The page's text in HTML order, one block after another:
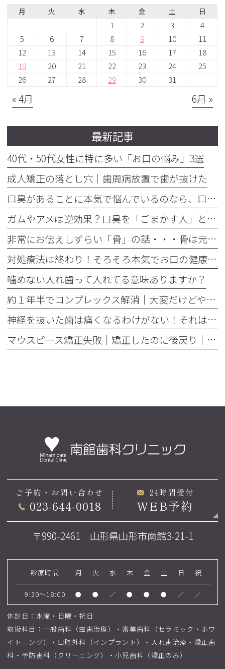
月 火 水 木 金 土 日
1 2 3
4
5
6 7 8 9 10
11
12
13 14 15 16 17
18
19
20 21 22 23 24
25
26
27 28 29 30 31
« 4月 6月 »
最新記事
40代・50代女性に特に多い「お口の悩み」3選
成人矯正の落とし穴｜歯周病放置で歯が抜けた
口臭があることに本気で悩んでいるのなら、口臭を本気で治そう
ガムやアメは逆効果？口臭を「ごまかす人」と「治す人」の決定的な違い
非常にお伝えしずらい「骨」の話・・・骨は元には戻せない？
対処療法は終わり！そろそろ本気でお口の健康とは何かを考えませんか
噛めない入れ歯って入れてる意味ありますか？
約１年半でコンプレックス解消｜大変だけどやって良かった歯の矯正治療
神経を抜いた歯は痛くなるわけがない！それは嘘です
マウスピース矯正失敗｜矯正したのに後戻り｜最近よく聞くけどそれってなんで？
ご予約・お問い合わせ
023-644-0018
24時間受付
WEB予約
〒990-2461 山形県山形市南館3-21-1
診療時間 月 火 水 木 金 土 日 祝
9:30～18:00 ● ● ／ ● ● ● ／ ／
休診日：水曜・日曜・祝日
取扱科目：一般歯科（虫歯治療）・審美歯科（セラミック・ホワ
イトニング）・口腔外科（インプラント）・入れ歯治療・矯正歯
科・予防歯科（クリーニング）・小児歯科（矯正のみ）